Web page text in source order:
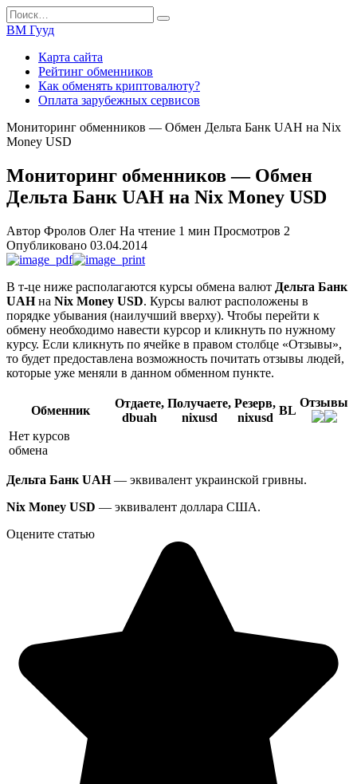
Перейти
к
содержанию
Search
for:
ВМ Гууд
Карта сайта
Рейтинг обменников
Как обменять криптовалюту?
Оплата зарубежных сервисов
Мониторинг обменников — Обмен Дельта Банк UAH на Nix
Money USD
Мониторинг обменников — Обмен
Дельта Банк UAH на Nix Money USD
Автор Фролов Олег На чтение 1 мин Просмотров 2
Опубликовано 03.04.2014
В т-це ниже располагаются курсы обмена валют Дельта Банк
UAHна Nix Money USD. Курсы валют расположены в
порядке убывания (наилучший вверху). Чтобы перейти к
обмену необходимо навести курсор и кликнуть по нужному
курсу. Если кликнуть по ячейке в правом столбце «Отзывы»,
то будет предоставлена возможность почитать отзывы людей,
которые уже меняли в данном обменном пункте.
Обменник
Отдаете,
dbuah
Получаете,
nixusd
Резерв,
nixusd
BL
Отзывы
Нет курсов
обмена
Дельта Банк UAH— эквивалент украинской гривны.
Nix Money USD — эквивалент доллара США.
Оцените статью